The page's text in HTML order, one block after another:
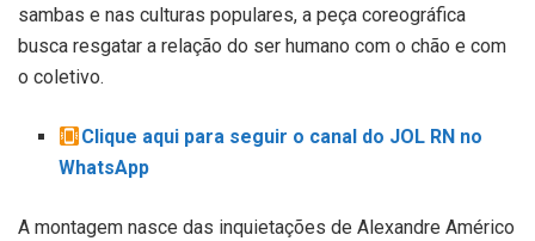
sambas e nas culturas populares, a peça coreográfica
busca resgatar a relação do ser humano com o chão e com
o coletivo.
Clique aqui para seguir o canal do JOL RN no
WhatsApp
A montagem nasce das inquietações de Alexandre Américo